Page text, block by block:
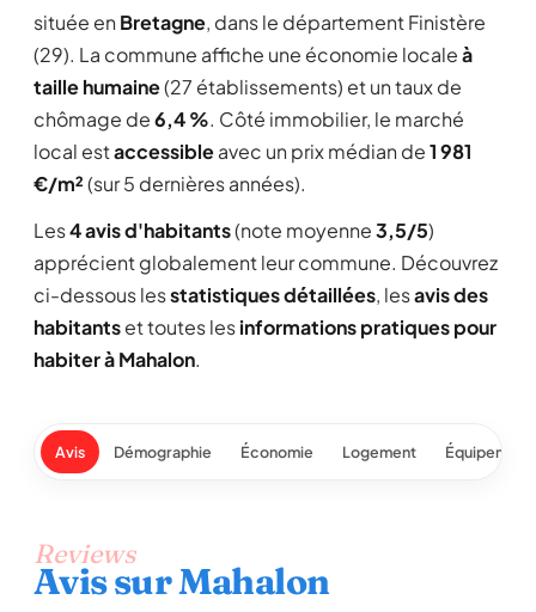
située en Bretagne, dans le département Finistère
(29). La commune affiche une économie localeà
taille humaine(27 établissements) et un taux de
chômage de6,4 %. Côté immobilier, le marché
local estaccessibleavec un prix médian de1 981
€/m²(sur 5 dernières années).
Les4 avis d'habitants(note moyenne3,5/5)
apprécient globalement leur commune. Découvrez
ci-dessous lesstatistiques détaillées, lesavis des
habitantset toutes lesinformations pratiques pour
habiter à Mahalon.
Avis Démographie Économie Logement
Reviews
Avis sur Mahalon